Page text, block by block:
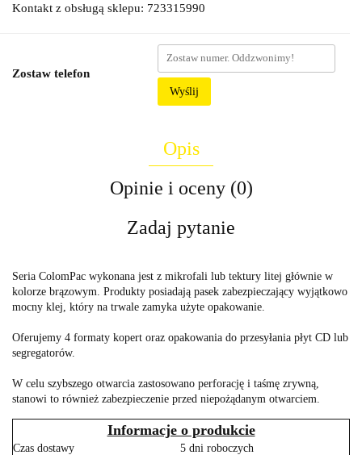
Kontakt z obsługą sklepu: 723315990
Zostaw telefon
Wyślij
Opis
Opinie i oceny (0)
Zadaj pytanie
Seria ColomPac wykonana jest z mikrofali lub tektury litej głównie w
kolorze brązowym. Produkty posiadają pasek zabezpieczający wyjątkowo
mocny klej, który na trwale zamyka użyte opakowanie.
Oferujemy 4 formaty kopert oraz opakowania do przesyłania płyt CD lub
segregatorów.
W celu szybszego otwarcia zastosowano perforację i taśmę zrywną,
stanowi to również zabezpieczenie przed niepożądanym otwarciem.
Informacje o produkcie
Czas dostawy
5 dni roboczych